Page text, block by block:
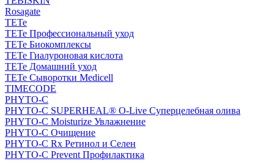
Rosagate
TETe
TETe Профессиональный уход
TETe Биокомплексы
TETe Гиалуроновая кислота
TETe Домашний уход
TETe Сыворотки Medicell
TIMECODE
PHYTO-C
PHYTO-C SUPERHEAL® O-Live Суперцелебная олива
PHYTO-C Moisturize Увлажнение
PHYTO-C Очищение
PHYTO-C Rx Ретинол и Селен
PHYTO-C Prevent Профилактика